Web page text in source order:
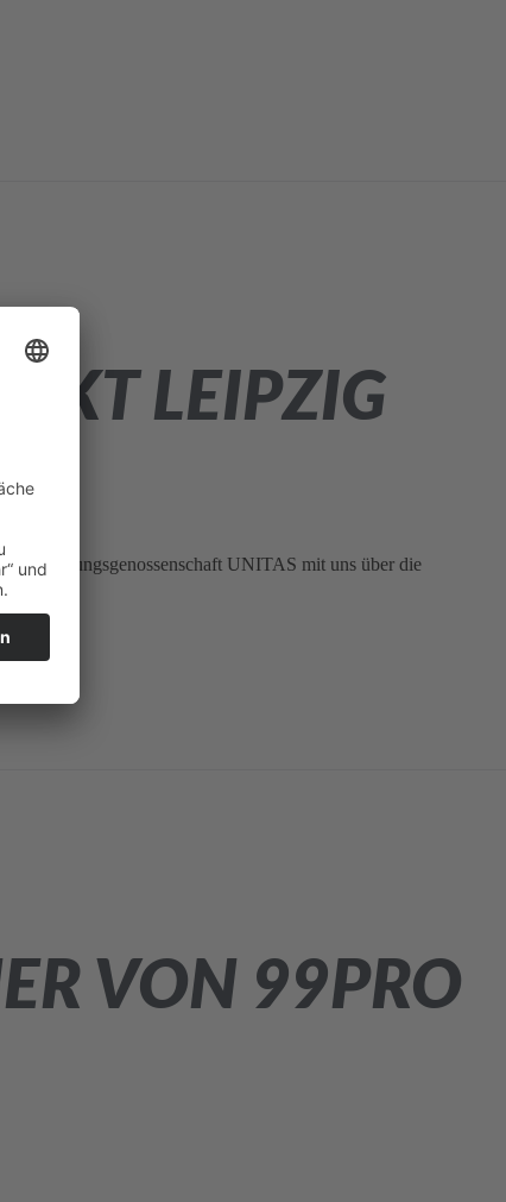
LEIPZIG
Wohnungsgenossenschaft UNITAS mit uns über die
VON 99PRO